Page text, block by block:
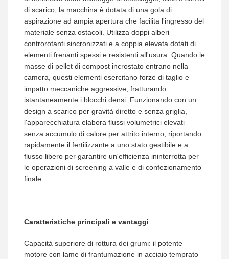
di scarico, la macchina è dotata di una gola di
aspirazione ad ampia apertura che facilita l'ingresso del
materiale senza ostacoli. Utilizza doppi alberi
controrotanti sincronizzati e a coppia elevata dotati di
elementi frenanti spessi e resistenti all'usura. Quando le
masse di pellet di compost incrostato entrano nella
camera, questi elementi esercitano forze di taglio e
impatto meccaniche aggressive, fratturando
istantaneamente i blocchi densi. Funzionando con un
design a scarico per gravità diretto e senza griglia,
l'apparecchiatura elabora flussi volumetrici elevati
senza accumulo di calore per attrito interno, riportando
rapidamente il fertilizzante a uno stato gestibile e a
flusso libero per garantire un'efficienza ininterrotta per
le operazioni di screening a valle e di confezionamento
finale.
Caratteristiche principali e vantaggi
Capacità superiore di rottura dei grumi: il potente
motore con lame di frantumazione in acciaio temprato